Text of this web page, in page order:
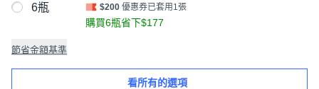
6瓶 $200 優惠券已套用1張
購買6瓶省下$177
節省金額基準
看所有的選項